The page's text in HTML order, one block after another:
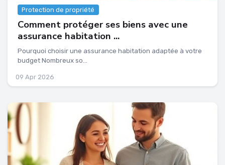
Protection de propriété
Comment protéger ses biens avec une
assurance habitation ...
Pourquoi choisir une assurance habitation adaptée à votre
budget Nombreux so...
09 Apr 2026